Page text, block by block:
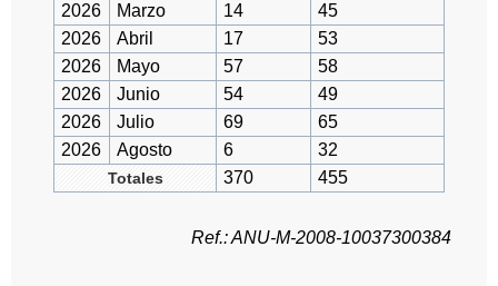
2026
Marzo 14
45
2026
Abril 17
53
2026
Mayo 57
58
2026
Junio 54
49
2026
Julio 69
65
2026
Agosto 6 32
Totales 370 455
Ref.: ANU-M-2008-10037300384